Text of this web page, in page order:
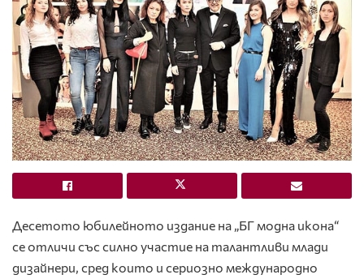
Десетото юбилейното издание на „БГ модна икона“
се отличи със силно участие на талантливи млади
дизайнери, сред които и сериозно международно